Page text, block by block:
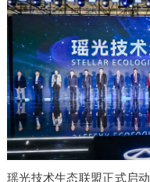
瑶光技术生态联盟正式启动